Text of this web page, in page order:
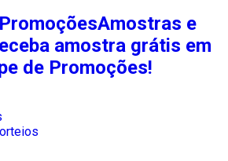
Amostras e
amostra grátis em
de Promoções!